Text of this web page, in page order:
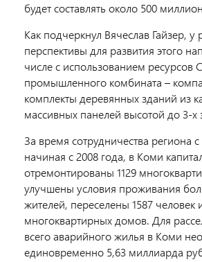
будет составлять около 500
Как подчеркнул Вячеслав Гайзер, у
перспективы для развития этого
числе с использованием ресурсов
промышленного комбината –
комплекты деревянных зданий из
массивных панелей высотой до 3-х
За время сотрудничества региона
начиная с 2008 года, в Коми
отремонтированы 1129
улучшены условия проживания
жителей, переселены 1587 человек
многоквартирных домов. Для
всего аварийного жилья в Коми
единовременно 5,63 миллиарда